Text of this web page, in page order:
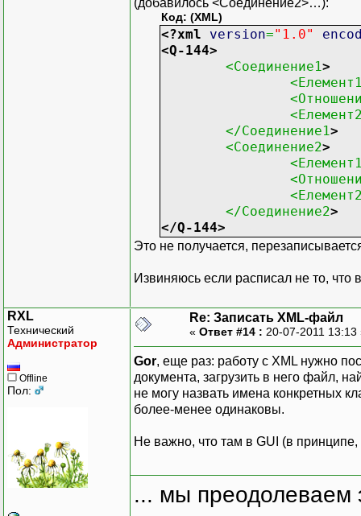
Код: (XML)
<?xml version="1.0"
<Q-144>
<Соединение1>
</Соединение1>
<Соединение2>
</Соединение2>
</Q-144>
Это не получается,
Извиняюсь если расписал не то, что
RXL
Технический
Администратор
Offline
Пол:
Re: Записать XML-файл
« Ответ #14 : 20-07-2011
Gor, еще раз: работу с XML нужно
документа, загрузить в него файл,
не могу назвать имена конкретных
более-менее одинаковы.
Не важно, что там в GUI (в принципе,
... мы преодолеваем